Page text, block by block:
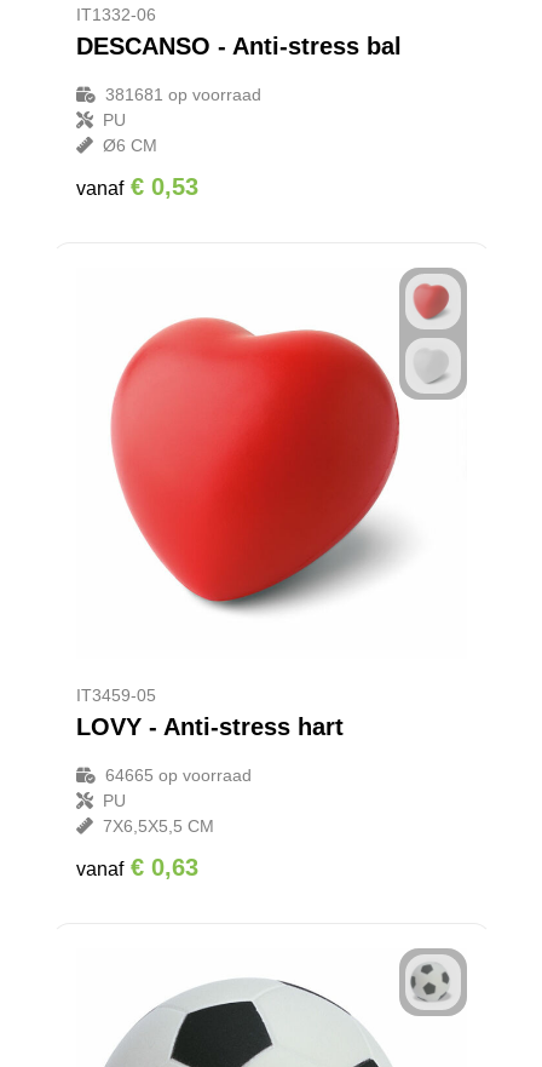
IT1332-06
DESCANSO - Anti-stress bal
381681 op voorraad
PU
Ø6 CM
vanaf € 0,53
IT3459-05
LOVY - Anti-stress hart
64665 op voorraad
PU
7X6,5X5,5 CM
vanaf € 0,63